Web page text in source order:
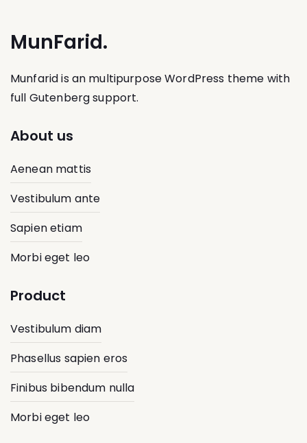
MunFarid.
Munfarid is an multipurpose WordPress theme with
full Gutenberg support.
About us
Aenean mattis
Vestibulum ante
Sapien etiam
Morbi eget leo
Product
Vestibulum diam
Phasellus sapien eros
Finibus bibendum nulla
Morbi eget leo